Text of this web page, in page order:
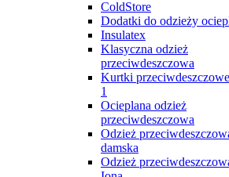
ColdStore
Dodatki do odzieży
Insulatex
Klasyczna odzież
przeciwdeszczowa
Kurtki
1
Ocieplana odzież
przeciwdeszczowa
Odzież
damska
Odzież